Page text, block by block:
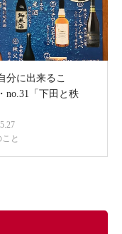
分に出来るこ
no.31「下田と秩
と